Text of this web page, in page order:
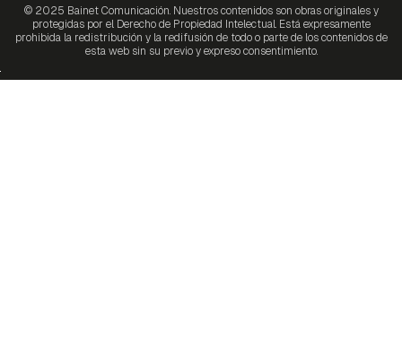
© 2025 Bainet Comunicación. Nuestros contenidos son obras originales y
protegidas por el Derecho de Propiedad Intelectual. Está expresamente
prohibida la redistribución y la redifusión de todo o parte de los contenidos de
esta web sin su previo y expreso consentimiento.